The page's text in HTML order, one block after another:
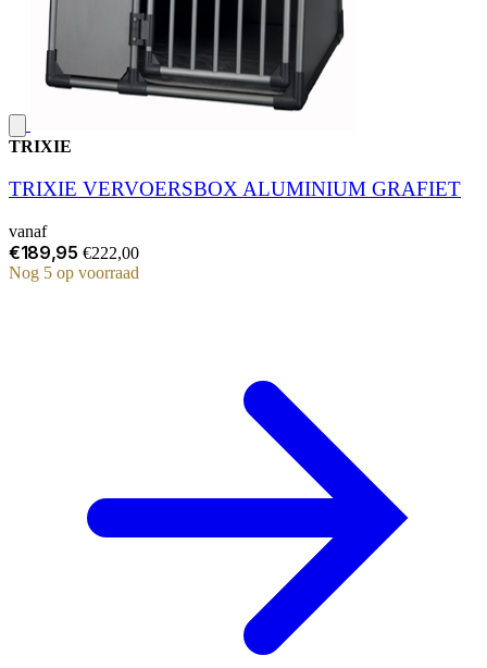
TRIXIE
TRIXIE VERVOERSBOX ALUMINIUM GRAFIET
vanaf
€189,95 €222,00
Nog 5 op voorraad